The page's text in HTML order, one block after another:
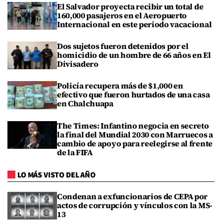
El Salvador proyecta recibir un total de
160,000 pasajeros en el Aeropuerto
Internacional en este periodo vacacional
Dos sujetos fueron detenidos por el
homicidio de un hombre de 66 años en El
Divisadero
Policía recupera más de $1,000 en
efectivo que fueron hurtados de una casa
en Chalchuapa
The Times: Infantino negocia en secreto
la final del Mundial 2030 con Marruecos a
cambio de apoyo para reelegirse al frente
de la FIFA
LO MÁS VISTO DEL AÑO
Condenan a exfuncionarios de CEPA por
actos de corrupción y vínculos con la MS-
13